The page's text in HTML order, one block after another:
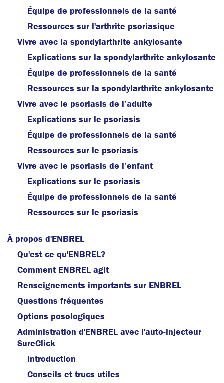
Équipe de professionnels de la santé
Ressources sur l'arthrite psoriasique
Vivre avec la spondylarthrite ankylosante
Explications sur la spondylarthrite ankylosante
Équipe de professionnels de la santé
Ressources sur la spondylarthrite ankylosante
Vivre avec le psoriasis de l’adulte
Explications sur le psoriasis
Équipe de professionnels de la santé
Ressources sur le psoriasis
Vivre avec le psoriasis de l’enfant
Explications sur le psoriasis
Équipe de professionnels de la santé
Ressources sur le psoriasis
À propos d'ENBREL
Qu'est ce qu'ENBREL?
Comment ENBREL agit
Renseignements importants sur ENBREL
Questions fréquentes
Options posologiques
Administration d'ENBREL avec l'auto-injecteur
SureClick
Introduction
Conseils et trucs utiles